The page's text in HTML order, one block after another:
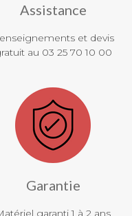
Assistance
et devis
au 03 25 70 10 00
Garantie
garanti 1 à 2 ans